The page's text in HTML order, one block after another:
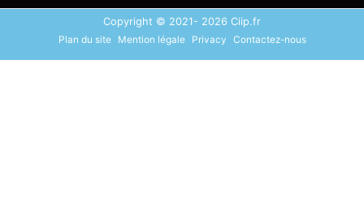
Copyright © 2021- 2026 Ciip.fr
Plan du site Mention légale Privacy Contactez-nous